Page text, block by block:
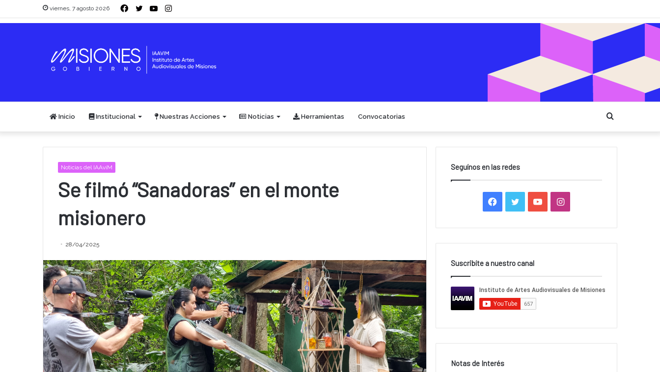
viernes, 7 agosto 2026 Facebook
TwitterYouTubeInstagram
Inicio Institucional Nuestras Acciones Noticias Herramientas Convocatorias
Noticias del IAAviM
Se filmó “Sanadoras” en el monte
misionero
28/04/2025
Seguínos en las redes
Facebook
TwitterYouTubeInstagram
Suscribíte a nuestro canal
Notas de Interés